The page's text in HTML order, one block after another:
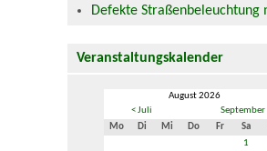
Defekte Straßenbeleuchtung
Veranstaltungskalender
August 2026
< Juli
September
Mo
Di Mi Do Fr Sa
1